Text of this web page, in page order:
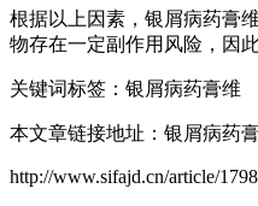
根据以上因素，银屑病药膏
物存在一定副作用风险，因
关键词标签：银屑病药膏维
本文章链接地址：银屑病药
http://www.sifajd.cn/article/